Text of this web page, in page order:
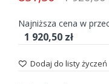
Najniższa cena w
1 920,50 zł
Dodaj do listy życzeń